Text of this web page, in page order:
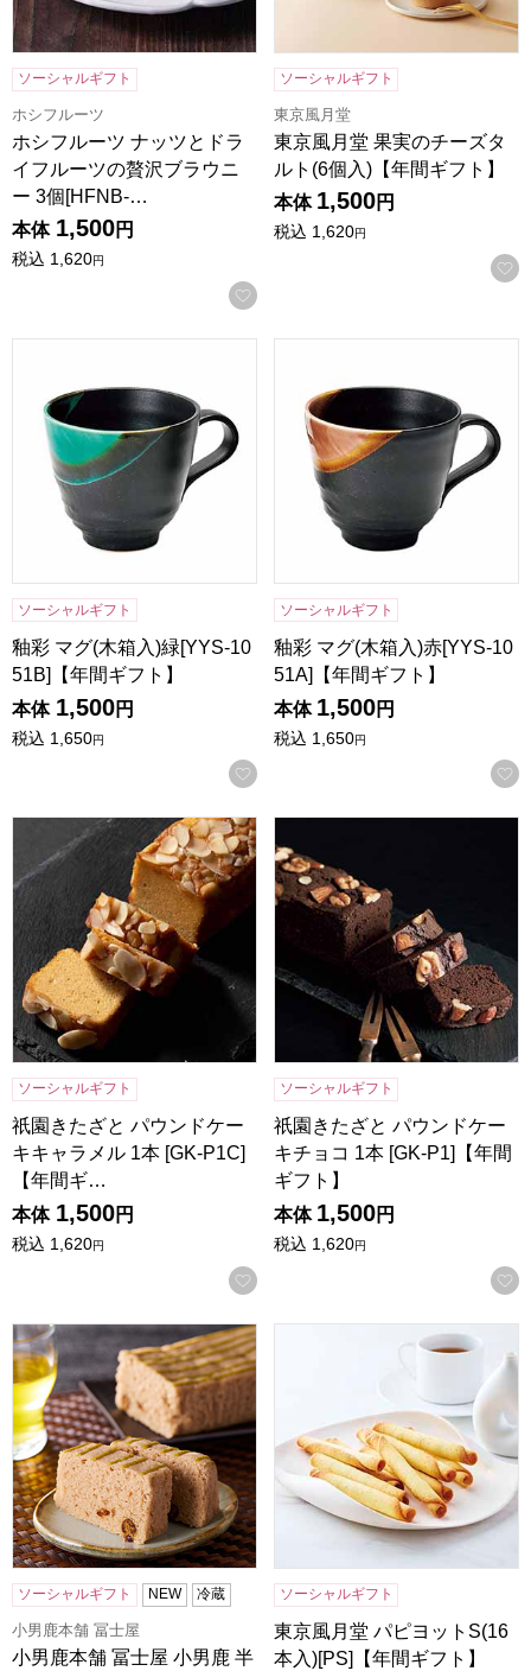
ソーシャルギフト
ホシフルーツ
ホシフルーツ ナッツとドラ
イフルーツの贅沢ブラウニ
ー 3個[HFNB-…
本体 1,500円
税込 1,620円
お気に入りに登録する
ソーシャルギフト
東京風月堂
東京風月堂 果実のチーズタ
ルト(6個入)【年間ギフト】
本体 1,500円
税込 1,620円
ソーシャルギフト
釉彩 マグ(木箱入)緑[YYS-10
51B]【年間ギフト】
本体 1,500円
税込 1,650円
お気に入りに登録する
ソーシャルギフト
釉彩 マグ(木箱入)赤[YYS-10
51A]【年間ギフト】
本体 1,500円
税込 1,650円
祇園きたざと パウンドケーキキャラメル 1本 [GK-P1C]【年
ソーシャルギフト
祇園きたざと パウンドケー
キキャラメル 1本 [GK-P1C]
【年間ギ…
本体 1,500円
税込 1,620円
お気に入りに登録する
ソーシャルギフト
祇園きたざと パウンドケー
キチョコ 1本 [GK-P1]【年間
ギフト】
本体 1,500円
税込 1,620円
小男鹿本舗 冨士屋 小男鹿 半棹 1本【年間ギフト】
ソーシャルギフト NEW 冷蔵
小男鹿本舗 冨士屋
小男鹿本舗 冨士屋 小男鹿 半
東京風月堂 パピヨットS(16
ソーシャルギフト
東京風月堂 パピヨットS(16
本入)[PS]【年間ギフト】